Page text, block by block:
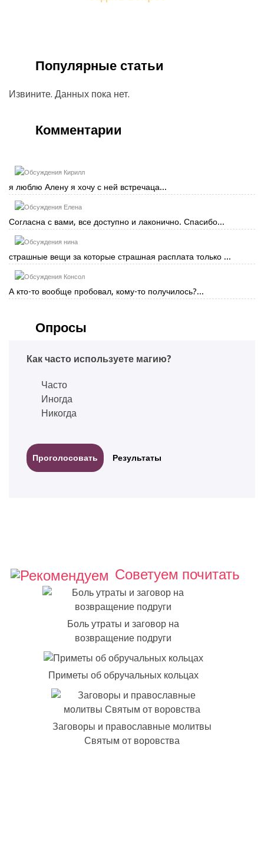
Популярные статьи
Извините. Данных пока нет.
Комментарии
Кирилл
я люблю Алену я хочу с ней встречаца...
Елена
Согласна с вами, все доступно и лаконично. Спасибо...
нина
страшные вещи за которые страшная расплата только ...
Консол
А кто-то вообще пробовал, кому-то получилось?...
Опросы
Как часто используете магию?
Часто
Иногда
Никогда
Результаты
Советуем почитать
Боль утраты и заговор на
возвращение подруги
Приметы об обручальных кольцах
Заговоры и православные молитвы
Святым от воровства